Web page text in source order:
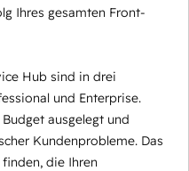
Ihres gesamten Front-
Hub sind in drei
und Enterprise.
ausgelegt und
Kundenprobleme. Das
die Ihren